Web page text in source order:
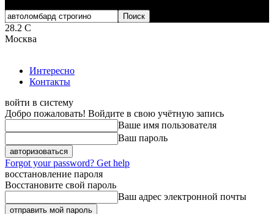
28.2 C
Москва
Интересно
Контакты
войти в систему
Добро пожаловать! Войдите в свою учётную запись
Ваше имя пользователя
Ваш пароль
Forgot your password? Get help
восстановление пароля
Восстановите свой пароль
Ваш адрес электронной почты